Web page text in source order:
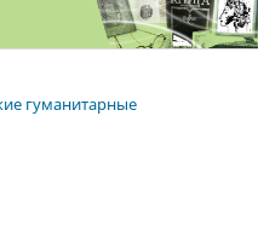
гуманитарные